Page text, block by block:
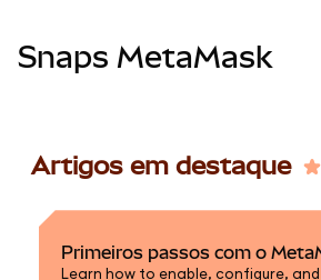
Fique em segurança
Snaps MetaMask
Artigos em destaque
Primeiros passos com o
Learn how to enable, configure,